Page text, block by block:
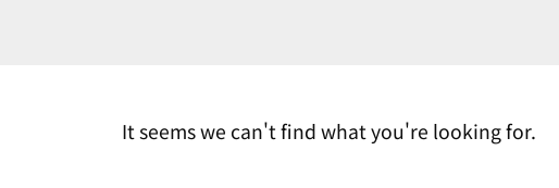
It seems we can't find what you're looking for.